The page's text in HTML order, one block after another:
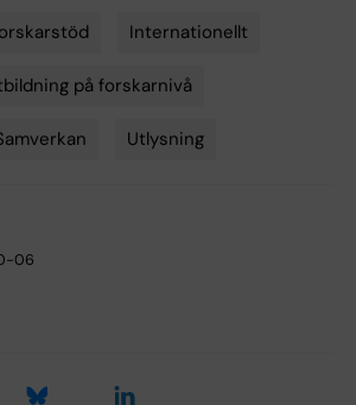
Internationellt
på forskarnivå
Utlysning
06